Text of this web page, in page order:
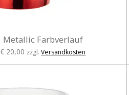
Metallic Farbverlauf
€ 20,00 zzgl.Versandkosten